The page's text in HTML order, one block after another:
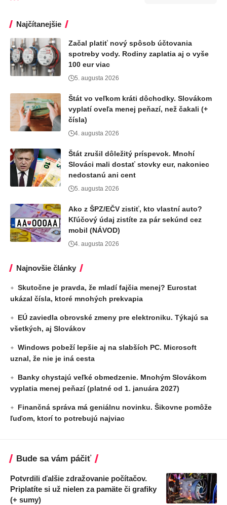
Najčítanejšie
Začal platiť nový spôsob účtovania
spotreby vody. Rodiny zaplatia aj o vyše
100 eur viac
5. augusta 2026
Štát vo veľkom kráti dôchodky. Slovákom
vyplatí oveľa menej peňazí, než čakali (+
čísla)
4. augusta 2026
Štát zrušil dôležitý príspevok. Mnohí
Slováci mali dostať stovky eur, nakoniec
nedostanú ani cent
5. augusta 2026
Ako z ŠPZ/EČV zistiť, kto vlastní auto?
Kľúčový údaj zistíte za pár sekúnd cez
mobil (NÁVOD)
4. augusta 2026
Najnovšie články
Skutočne je pravda, že mladí fajčia menej? Eurostat
ukázal čísla, ktoré mnohých prekvapia
EÚ zaviedla obrovské zmeny pre elektroniku. Týkajú sa
všetkých, aj Slovákov
Windows pobeží lepšie aj na slabších PC. Microsoft
uznal, že nie je iná cesta
Banky chystajú veľké obmedzenie. Mnohým Slovákom
vyplatia menej peňazí (platné od 1. januára 2027)
Finančná správa má geniálnu novinku. Šikovne pomôže
ľuďom, ktorí to potrebujú najviac
Bude sa vám páčiť
Potvrdili ďalšie zdražovanie počítačov.
Priplatíte si už nielen za pamäte či grafiky
(+ sumy)